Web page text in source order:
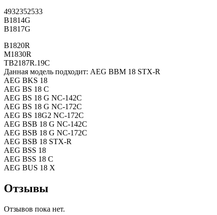
4932352533
B1814G
B1817G
B1820R
M1830R
TB2187R.19C
Данная модель подходит: AEG BBM 18 STX-R
AEG BKS 18
AEG BS 18 C
AEG BS 18 G NC-142C
AEG BS 18 G NC-172C
AEG BS 18G2 NC-172C
AEG BSB 18 G NC-142C
AEG BSB 18 G NC-172C
AEG BSB 18 STX-R
AEG BSS 18
AEG BSS 18 C
AEG BUS 18 X
Отзывы
Отзывов пока нет.